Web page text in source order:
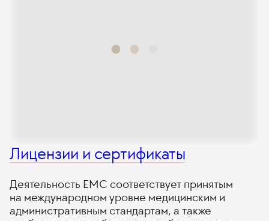
Лицензии и сертификаты
Деятельность ЕМС соответствует принятым
на международном уровне медицинским и
административным стандартам, а также